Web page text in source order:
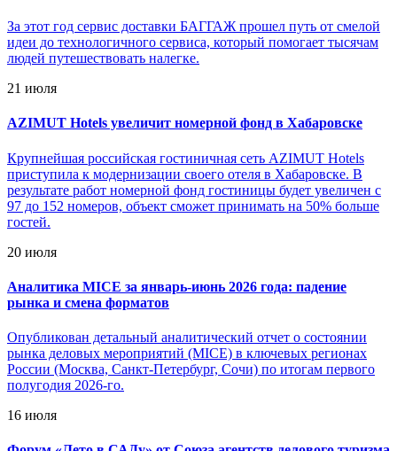
За этот год сервис доставки БАГГАЖ прошел путь от смелой
идеи до технологичного сервиса, который помогает тысячам
людей путешествовать налегке.
21 июля
AZIMUT Hotels увеличит номерной фонд в Хабаровске
Крупнейшая российская гостиничная сеть AZIMUT Hotels
приступила к модернизации своего отеля в Хабаровске. В
результате работ номерной фонд гостиницы будет увеличен с
97 до 152 номеров, объект сможет принимать на 50% больше
гостей.
20 июля
Аналитика MICE за январь-июнь 2026 года: падение
рынка и смена форматов
Опубликован детальный аналитический отчет о состоянии
рынка деловых мероприятий (MICE) в ключевых регионах
России (Москва, Санкт-Петербург, Сочи) по итогам первого
полугодия 2026-го.
16 июля